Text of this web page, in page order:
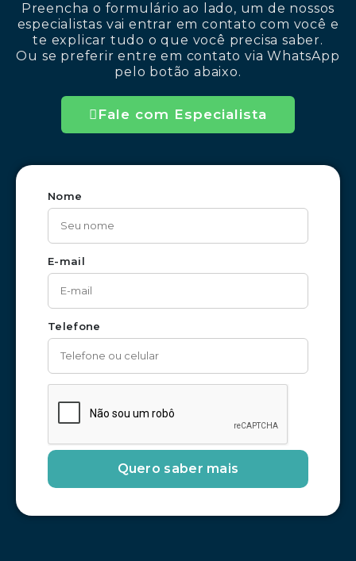
Preencha o formulário ao lado, um de nossos
especialistas vai entrar em contato com você e
te explicar tudo o que você precisa saber.
Ou se preferir entre em contato via WhatsApp
pelo botão abaixo.
Fale com Especialista
Nome
E-mail
Telefone